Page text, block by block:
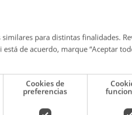
para distintas finalidades.
de acuerdo, marque “Aceptar
Cookies de
preferencias